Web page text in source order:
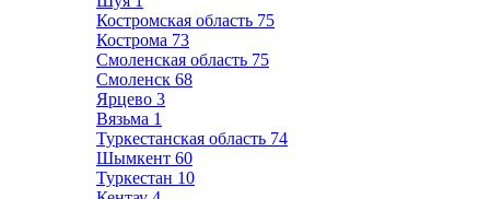
Костромская область 75
Кострома 73
Смоленская область 75
Смоленск 68
Ярцево 3
Вязьма 1
Туркестанская область 74
Шымкент 60
Туркестан 10